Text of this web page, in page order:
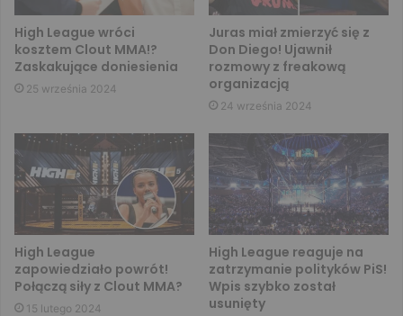
High League wróci
kosztem Clout MMA!?
Zaskakujące doniesienia
25 września 2024
Juras miał zmierzyć się z
Don Diego! Ujawnił
rozmowy z freakową
organizacją
24 września 2024
High League
zapowiedziało powrót!
Połączą siły z Clout MMA?
15 lutego 2024
High League reaguje na
zatrzymanie polityków PiS!
Wpis szybko został
usunięty